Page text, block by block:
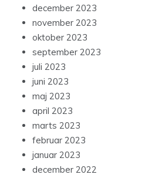
december 2023
november 2023
oktober 2023
september 2023
juli 2023
juni 2023
maj 2023
april 2023
marts 2023
februar 2023
januar 2023
december 2022